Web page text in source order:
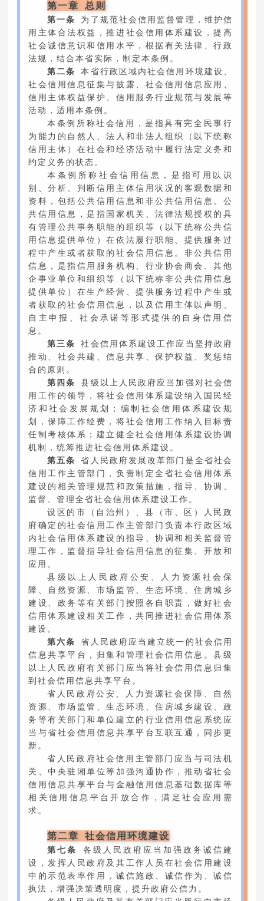
第一章 总则
第一条
为了规范社会信用监督管理，维护信
用主体合法权益，推进社会信用体系建设，提高
社会诚信意识和信用水平，根据有关法律、行政
法规，结合本省实际，制定本条例。
第二条
本省行政区域内社会信用环境建设、
社会信用信息征集与披露、社会信用信息应用、
信用主体权益保护、信用服务行业规范与发展等
活动，适用本条例。
本条例所称社会信用，是指具有完全民事行
为能力的自然人、法人和非法人组织（以下统称
信用主体）在社会和经济活动中履行法定义务和
约定义务的状态。
本条例所称社会信用信息，是指可用以识
别、分析、判断信用主体信用状况的客观数据和
资料，包括公共信用信息和非公共信用信息。公
共信用信息，是指国家机关、法律法规授权的具
有管理公共事务职能的组织等（以下统称公共信
用信息提供单位）在依法履行职能、提供服务过
程中产生或者获取的社会信用信息。非公共信用
信息，是指信用服务机构、行业协会商会、其他
企事业单位和组织等（以下统称非公共信用信息
提供单位）在生产经营、提供服务过程中产生或
者获取的社会信用信息，以及信用主体以声明、
自主申报、社会承诺等形式提供的自身信用信
息。
第三条
社会信用体系建设工作应当坚持政府
推动、社会共建、信息共享、保护权益、奖惩结
合的原则。
第四条
县级以上人民政府应当加强对社会信
用工作的领导，将社会信用体系建设纳入国民经
济和社会发展规划；编制社会信用体系建设规
划，保障工作经费，将社会信用工作纳入目标责
任制考核体系；建立健全社会信用体系建设协调
机制，统筹推进社会信用体系建设。
第五条
省人民政府发展改革部门是全省社会
信用工作主管部门，负责制定全省社会信用体系
建设的相关管理规范和政策措施，指导、协调、
监督、管理全省社会信用体系建设工作。
设区的市（自治州）、县（市、区）人民政
府确定的社会信用工作主管部门负责本行政区域
内社会信用体系建设的指导、协调和相关监督管
理工作，监督指导社会信用信息的征集、开放和
应用。
县级以上人民政府公安、人力资源社会保
障、自然资源、市场监管、生态环境、住房城乡
建设、政务等有关部门按照各自职责，做好社会
信用体系建设相关工作，共同推进社会信用体系
建设。
第六条
省人民政府应当建立统一的社会信用
信息共享平台，归集和管理社会信用信息。县级
以上人民政府有关部门应当将社会信用信息归集
到社会信用信息共享平台。
省人民政府公安、人力资源社会保障、自然
资源、市场监管、生态环境、住房城乡建设、政
务等有关部门和单位建立的行业信用信息系统应
当与省社会信用信息共享平台互联互通，同步更
新。
省人民政府社会信用主管部门应当与司法机
关、中央驻湘单位等加强沟通协作，推动省社会
信用信息共享平台与金融信用信息基础数据库等
相关信用信息平台开放合作，满足社会应用需
求。
第二章 社会信用环境建设
第七条
各级人民政府应当加强政务诚信建
设，发挥人民政府及其工作人员在社会信用建设
中的示范表率作用，诚信施政、诚信作为、诚信
执法，增强决策透明度，提升政府公信力。